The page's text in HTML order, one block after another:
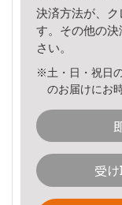
決済方法が、
す。その他の
さい。
※土・日・祝日
のお届けにお
受